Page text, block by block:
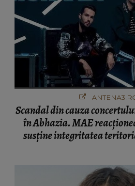
Scandal din cauza
în Abhazia. MAE
susține integritatea